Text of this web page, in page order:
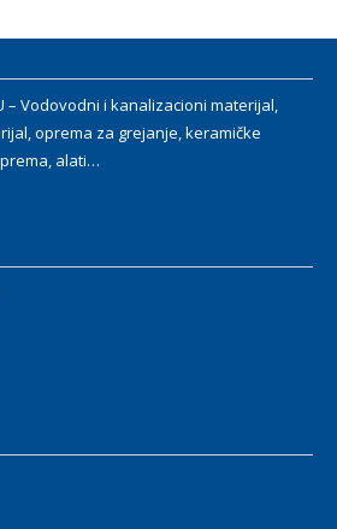
– Vodovodni i kanalizacioni materijal,
oprema za grejanje, keramičke
alati…